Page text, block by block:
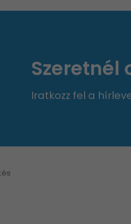
Szeretnél
Iratkozz fel a